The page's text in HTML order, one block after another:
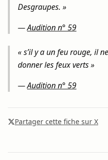
Desgraupes. »
—Audition n° 59
« s’il y a un feu rouge, il
donner les feux verts »
—Audition n° 59
Partager cette fiche sur X